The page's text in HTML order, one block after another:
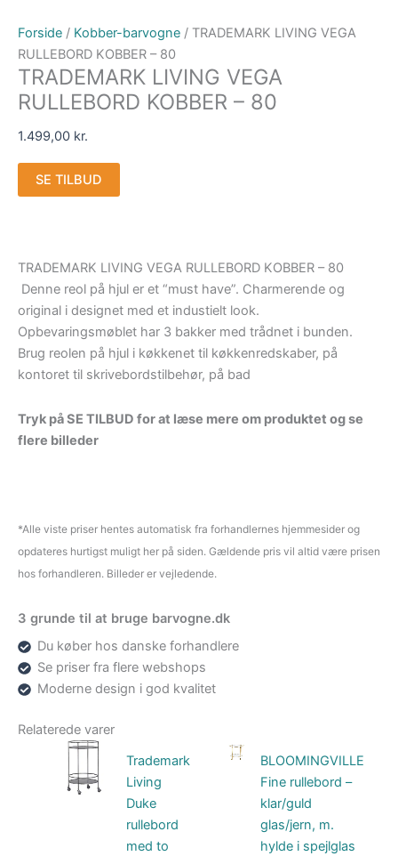
Forside / Kobber-barvogne / TRADEMARK LIVING VEGA
RULLEBORD KOBBER – 80
TRADEMARK LIVING VEGA
RULLEBORD KOBBER – 80
1.499,00 kr.
SE TILBUD
TRADEMARK LIVING VEGA RULLEBORD KOBBER – 80
Denne reol på hjul er et “must have”. Charmerende og
original i designet med et industielt look.
Opbevaringsmøblet har 3 bakker med trådnet i bunden.
Brug reolen på hjul i køkkenet til køkkenredskaber, på
kontoret til skrivebordstilbehør, på bad
Tryk på SE TILBUD for at læse mere om produktet og se
flere billeder
*Alle viste priser hentes automatisk fra forhandlernes hjemmesider og
opdateres hurtigst muligt her på siden. Gældende pris vil altid være prisen
hos forhandleren. Billeder er vejledende.
3 grunde til at bruge barvogne.dk
Du køber hos danske forhandlere
Se priser fra flere webshops
Moderne design i god kvalitet
Relaterede varer
Trademark
Living
Duke
rullebord
med to
BLOOMINGVILLE
Fine rullebord –
klar/guld
glas/jern, m.
hylde i spejlglas